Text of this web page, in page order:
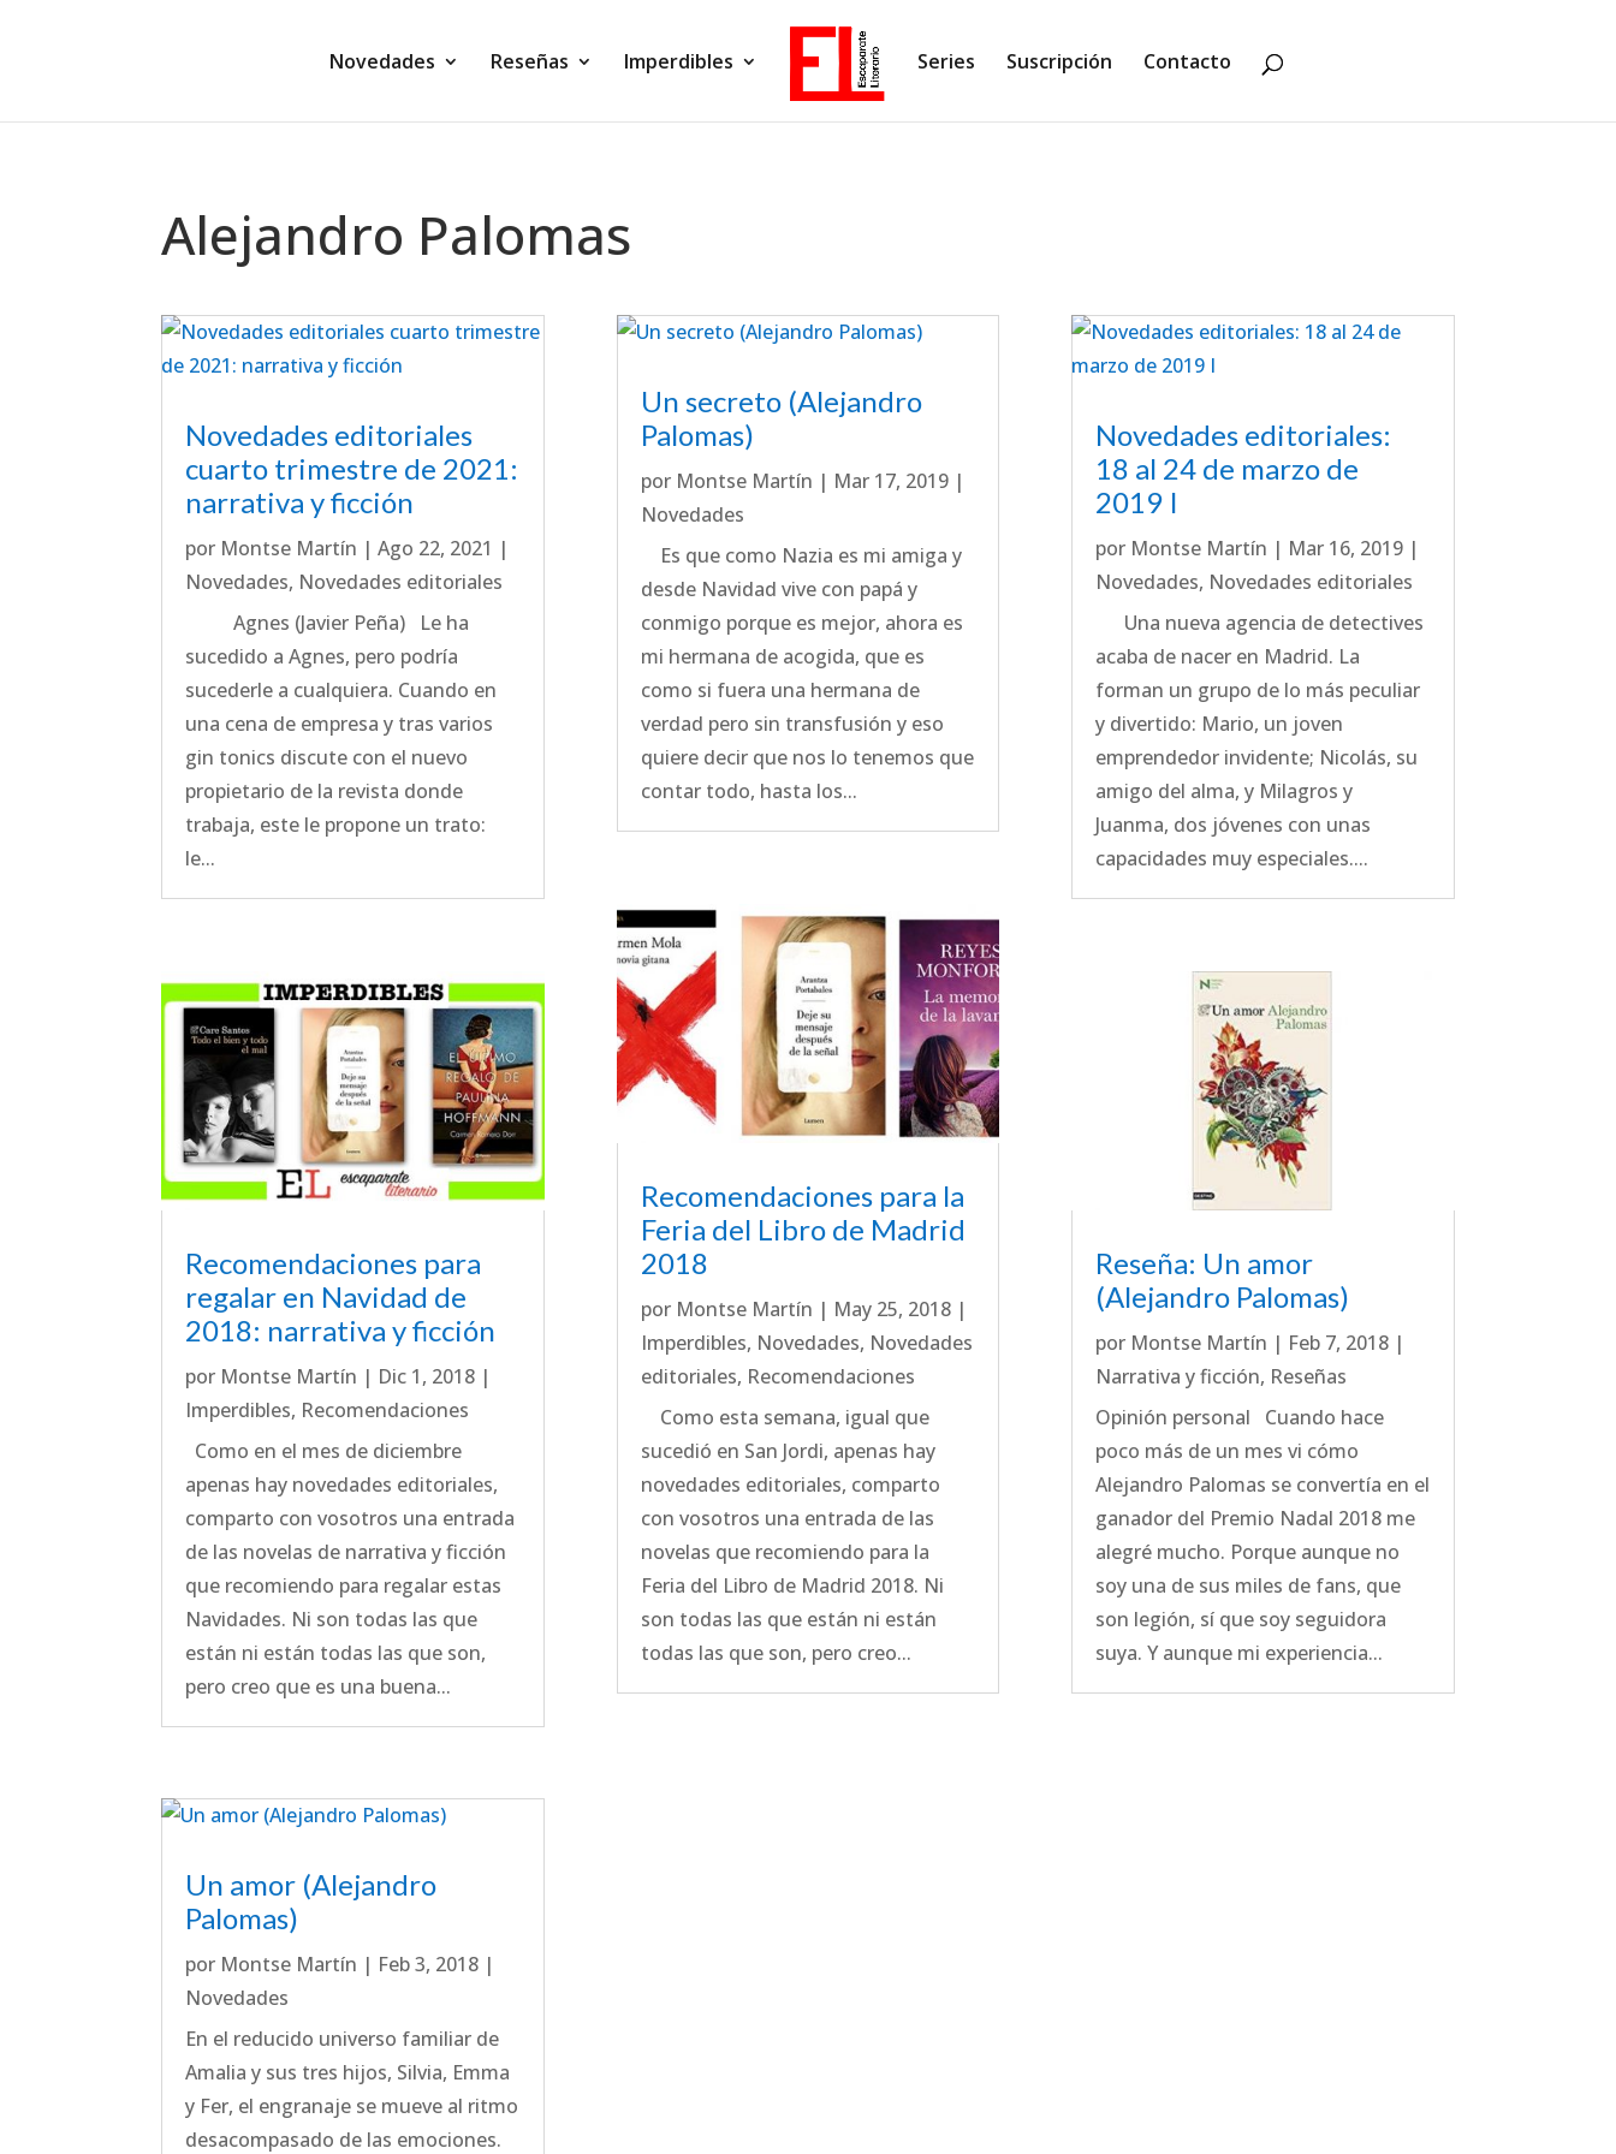
Novedades Reseñas Imperdibles Series Suscripción Contacto
Alejandro Palomas
Novedades editoriales
cuarto trimestre de 2021:
narrativa y ficción
por Montse Martín |Ago 22, 2021 |
Novedades, Novedades editoriales
Agnes (Javier Peña) Le ha
sucedido a Agnes, pero podría
sucederle a cualquiera. Cuando en
una cena de empresa y tras varios
gin tonics discute con el nuevo
propietario de la revista donde
trabaja, este le propone un trato:
le...
Recomendaciones para
regalar en Navidad de
2018: narrativa y ficción
por Montse Martín | Dic 1, 2018 |
Imperdibles, Recomendaciones
Como en el mes de diciembre
apenas hay novedades editoriales,
comparto con vosotros una entrada
de las novelas de narrativa y ficción
que recomiendo para regalar estas
Navidades. Ni son todas las que
están ni están todas las que son,
pero creo que es una buena...
Un amor (Alejandro
Palomas)
por Montse Martín | Feb 3, 2018 |
Novedades
En el reducido universo familiar de
Amalia y sus tres hijos, Silvia, Emma
y Fer, el engranaje se mueve al ritmo
desacompasado de las emociones.
Un secreto (Alejandro
Palomas)
por Montse Martín | Mar 17, 2019|
Novedades
Es que como Nazia es mi amiga y
desde Navidad vive con papá y
conmigo porque es mejor, ahora es
mi hermana de acogida, que es
como si fuera una hermana de
verdad pero sin transfusión y eso
quiere decir que nos lo tenemos que
contar todo, hasta los...
Recomendaciones para la
Feria del Libro de Madrid
2018
por Montse Martín | May 25, 2018|
Imperdibles, Novedades, Novedades
editoriales, Recomendaciones
Como esta semana, igual que
sucedió en San Jordi, apenas hay
novedades editoriales, comparto
con vosotros una entrada de las
novelas que recomiendo para la
Feria del Libro de Madrid 2018. Ni
son todas las que están ni están
todas las que son, pero creo...
Novedades editoriales:
18 al 24 de marzo de
2019 I
por Montse Martín | Mar 16, 2019|
Novedades, Novedades editoriales
Una nueva agencia de detectives
acaba de nacer en Madrid. La
forman un grupo de lo más peculiar
y divertido: Mario, un joven
emprendedor invidente; Nicolás, su
amigo del alma, y Milagros y
Juanma, dos jóvenes con unas
capacidades muy especiales....
Reseña: Un amor
(Alejandro Palomas)
por Montse Martín | Feb 7, 2018|
Narrativa y ficción, Reseñas
Opinión personal Cuando hace
poco más de un mes vi cómo
Alejandro Palomas se convertía en el
ganador del Premio Nadal 2018 me
alegré mucho. Porque aunque no
soy una de sus miles de fans, que
son legión, sí que soy seguidora
suya. Y aunque mi experiencia...